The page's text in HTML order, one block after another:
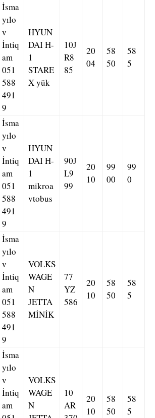
İsma
yılo
v
İntiq
am
051
588
491
9
HYUN
DAI H-
1
STARE
X yük
10J
R8
85
20
04
58
50
58
5
İsma
yılo
v
İntiq
am
051
588
491
9
HYUN
DAI H-
1
mikroa
vtobus
90J
L9
99
20
10
99
00
99
0
İsma
yılo
v
İntiq
am
051
588
491
9
VOLKS
WAGE
N
JETTA
MİNİK
77
YZ
586
20
10
58
50
58
5
İsma
yılo
v
İntiq
am
VOLKS
WAGE
N
10
AR
20
10
58
50
58
5